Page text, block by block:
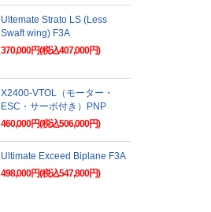
Ultemate Strato LS (Less
Swaft wing) F3A
370,000円(税込407,000円)
X2400-VTOL（モーター・
ESC・サーボ付き）PNP
460,000円(税込506,000円)
Ultimate Exceed Biplane F3A
498,000円(税込547,800円)